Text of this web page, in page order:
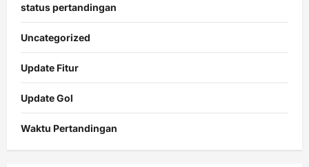
status pertandingan
Uncategorized
Update Fitur
Update Gol
Waktu Pertandingan